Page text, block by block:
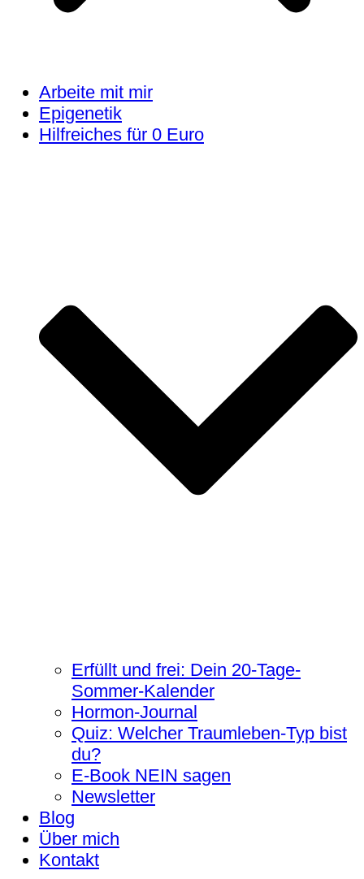
Arbeite mit mir
Epigenetik
Hilfreiches für 0 Euro
Erfüllt und frei: Dein 20-Tage-
Sommer-Kalender
Hormon-Journal
Quiz: Welcher Traumleben-Typ bist
du?
E-Book NEIN sagen
Newsletter
Blog
Über mich
Kontakt